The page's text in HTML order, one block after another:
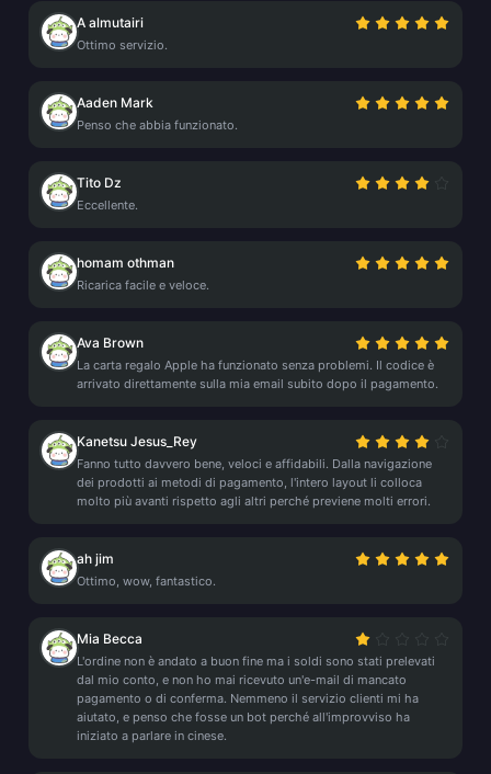
A almutairi
Ottimo servizio.
Aaden Mark
Penso che abbia funzionato.
Tito Dz
Eccellente.
homam othman
Ricarica facile e veloce.
Ava Brown
La carta regalo Apple ha funzionato senza problemi. Il codice è
arrivato direttamente sulla mia email subito dopo il pagamento.
Kanetsu Jesus_Rey
Fanno tutto davvero bene, veloci e affidabili. Dalla navigazione
dei prodotti ai metodi di pagamento, l'intero layout li colloca
molto più avanti rispetto agli altri perché previene molti errori.
ah jim
Ottimo, wow, fantastico.
Mia Becca
L'ordine non è andato a buon fine ma i soldi sono stati prelevati
dal mio conto, e non ho mai ricevuto un'e-mail di mancato
pagamento o di conferma. Nemmeno il servizio clienti mi ha
aiutato, e penso che fosse un bot perché all'improvviso ha
iniziato a parlare in cinese.